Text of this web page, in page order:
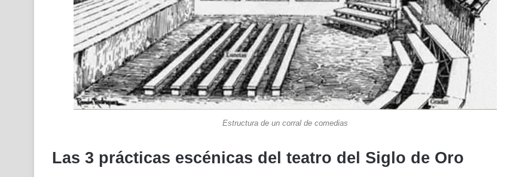
Estructura de un corral de comedias
Las 3 prácticas escénicas del teatro del Siglo de Oro